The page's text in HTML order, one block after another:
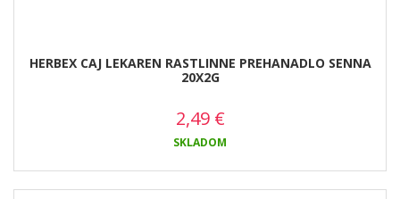
HERBEX CAJ LEKAREN RASTLINNE PREHANADLO SENNA
20X2G
2,49 €
SKLADOM